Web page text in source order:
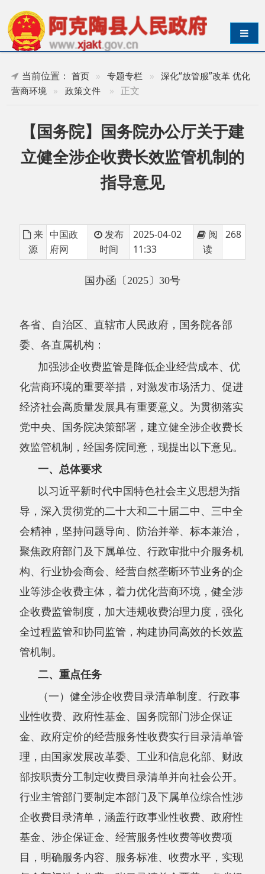
导航切换
营商环境
» 政策文件 » 正文
立健全涉企收费长效监管机制的
指导意见
国办函〔2025〕30号
各省、自治区、直辖市人民政府，国务院各部
加强涉企收费监管是降低企业经营成本、优
化营商环境的重要举措，对激发市场活力、促进
经济社会高质量发展具有重要意义。为贯彻落实
效监管机制，经国务院同意，现提出以下意见。
一、总体要求
以习近平新时代中国特色社会主义思想为指
导，深入贯彻党的二十大和二十届二中、三中全
会精神，坚持问题导向、防治并举、标本兼治，
聚焦政府部门及下属单位、行政审批中介服务机
构、行业协会商会、经营自然垄断环节业务的企
业等涉企收费主体，着力优化营商环境，健全涉
全过程监管和协同监管，构建协同高效的长效监
管机制。
二、重点任务
（一）健全涉企收费目录清单制度。行政事
业性收费、政府性基金、国务院部门涉企保证
金、政府定价的经营服务性收费实行目录清单管
理，由国家发展改革委、工业和信息化部、财政
行业主管部门要制定本部门及下属单位综合性涉
企收费目录清单，涵盖行政事业性收费、政府性
基金、涉企保证金、经营服务性收费等收费项
目，明确服务内容、服务标准、收费水平，实现
每个部门涉企收费一张目录清单全覆盖。各省级
人民政府要健全本地区涉企收费目录清单制度。
各地区、各有关部门要及时更新发布收费目录清
单，清单之外一律不得收费。